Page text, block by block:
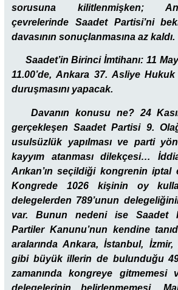
sorusuna kilitlenmişken;
çevrelerinde Saadet Partisi’ni
davasının sonuçlanmasına az kaldı.
Saadet’in Birinci İmtihanı: 11
11.00’de, Ankara 37. Asliye
duruşmasını yapacak.
Davanın konusu ne? 24
gerçekleşen Saadet Partisi 9.
usulsüzlük yapılması ve parti
kayyım atanması dilekçesi…
Arıkan’ın seçildiği kongrenin iptal
Kongrede 1026 kişinin oy
delegelerden 789’unun
var. Bunun nedeni ise Saadet
Partiler Kanunu’nun kendine
aralarında Ankara, İstanbul,
gibi büyük illerin de bulunduğu
zamanında kongreye
delegelerinin belirlenmemesi.